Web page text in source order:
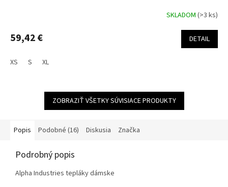
SKLADOM (>3 ks)
59,42 € DETAIL
XS S XL
ZOBRAZIŤ VŠETKY SÚVISIACE PRODUKTY
Popis Podobné (16) Diskusia Značka
Podrobný popis
Alpha Industries tepláky dámske